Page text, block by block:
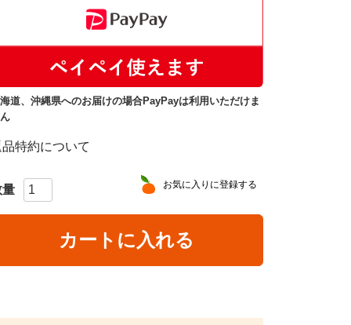
道、沖縄県へのお届けの場合PayPayは利用いただけま
特約について
お気に入りに登録する
カートに入れる